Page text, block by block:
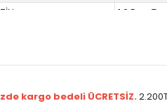
1.2
1.6 BlueHDi
kargo bedeli ÜCRETSİZ.